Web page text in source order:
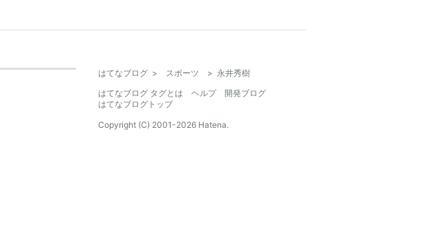
はてなブログ > スポーツ > 永井秀樹
はてなブログ タグとは
ヘルプ
開発ブログ
はてなブログトップ
Copyright (C) 2001-2026 Hatena.